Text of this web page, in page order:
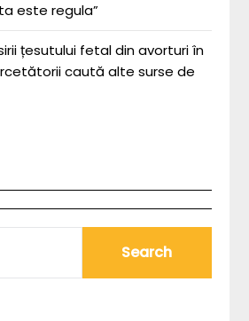
este regula”
țesutului fetal din avorturi în
caută alte surse de